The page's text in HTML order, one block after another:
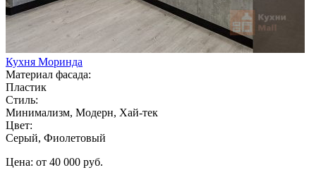
Кухня Моринда
Материал фасада:
Пластик
Стиль:
Минимализм, Модерн, Хай-тек
Цвет:
Серый, Фиолетовый
Цена: от 40 000 руб.